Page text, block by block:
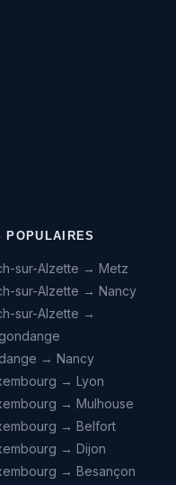
sur-Alzette → Metz
sur-Alzette → Nancy
sur-Alzette →
→ Nancy
→ Lyon
→ Mulhouse
→ Belfort
→ Dijon
→ Besançon